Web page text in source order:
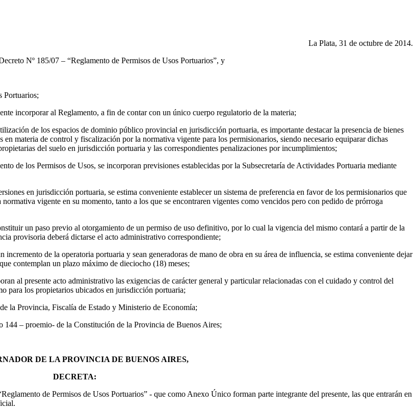
La Plata, 31 de octubre de 2014.
Nº 185/07 – “Reglamento de Permisos de Usos Portuarios”, y
Portuarios;
incorporar al Reglamento, a fin de contar con un único cuerpo regulatorio de la materia;
de los espacios de dominio público provincial en jurisdicción portuaria, es importante destacar la presencia de bienes
materia de control y fiscalización por la normativa vigente para los permisionarios, siendo necesario equiparar dichas
del suelo en jurisdicción portuaria y las correspondientes penalizaciones por incumplimientos;
de los Permisos de Usos, se incorporan previsiones establecidas por la Subsecretaría de Actividades Portuaria mediante
en jurisdicción portuaria, se estima conveniente establecer un sistema de preferencia en favor de los permisionarios que
vigente en su momento, tanto a los que se encontraren vigentes como vencidos pero con pedido de prórroga
un paso previo al otorgamiento de un permiso de uso definitivo, por lo cual la vigencia del mismo contará a partir de la
provisoria deberá dictarse el acto administrativo correspondiente;
de la operatoria portuaria y sean generadoras de mano de obra en su área de influencia, se estima conveniente dejar
contemplan un plazo máximo de dieciocho (18) meses;
al presente acto administrativo las exigencias de carácter general y particular relacionadas con el cuidado y control del
para los propietarios ubicados en jurisdicción portuaria;
la Provincia, Fiscalía de Estado y Ministerio de Economía;
144 – proemio- de la Constitución de la Provincia de Buenos Aires;
DE LA PROVINCIA DE BUENOS AIRES,
DECRETA:
de Permisos de Usos Portuarios” - que como Anexo Único forman parte integrante del presente, las que entrarán en